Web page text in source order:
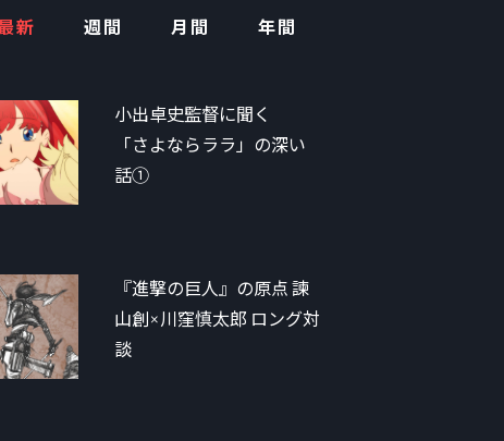
新 週間 月間
年間
小出卓史監督に聞く
「さよならララ」の深い
話①
『進撃の巨人』の原点 諫
山創×川窪慎太郎 ロング対
談